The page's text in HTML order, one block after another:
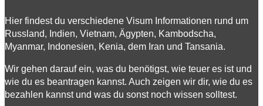
Hier findest du verschiedene Visum Informationen rund um
Russland, Indien, Vietnam, Ägypten, Kambodscha,
Myanmar, Indonesien, Kenia, dem Iran und Tansania.
Wir gehen darauf ein, was du benötigst, wie teuer es ist und
wie du es beantragen kannst. Auch zeigen wir dir, wie du es
bezahlen kannst und was du sonst noch wissen solltest.